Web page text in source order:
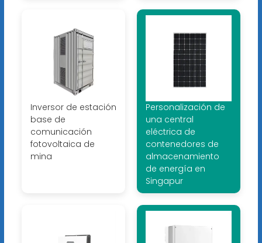
Inversor de estación
base de
comunicación
fotovoltaica de
mina
Personalización de
una central
eléctrica de
contenedores de
almacenamiento
de energía en
Singapur